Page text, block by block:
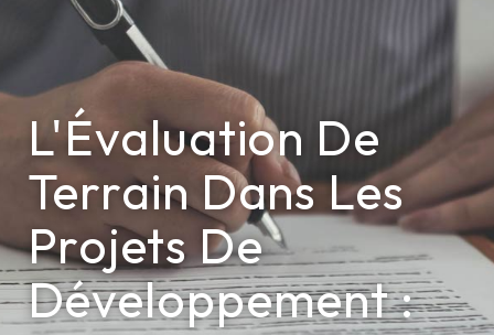
L'Évaluation De
Terrain Dans Les
Projets De
Développement :